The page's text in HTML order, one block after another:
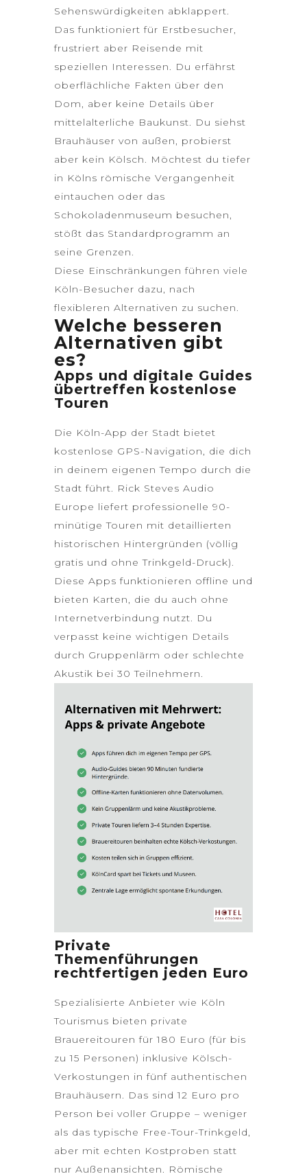
Sehenswürdigkeiten abklappert.
Das funktioniert für Erstbesucher,
frustriert aber Reisende mit
speziellen Interessen. Du erfährst
oberflächliche Fakten über den
Dom, aber keine Details über
mittelalterliche Baukunst. Du siehst
Brauhäuser von außen, probierst
aber kein Kölsch. Möchtest du tiefer
in Kölns römische Vergangenheit
eintauchen oder das
Schokoladenmuseum besuchen,
stößt das Standardprogramm an
seine Grenzen.
Diese Einschränkungen führen viele
Köln-Besucher dazu, nach
flexibleren Alternativen zu suchen.
Welche besseren
Alternativen gibt
es?
Apps und digitale Guides
übertreffen kostenlose
Touren
Die Köln-App der Stadt bietet
kostenlose GPS-Navigation, die dich
in deinem eigenen Tempo durch die
Stadt führt. Rick Steves Audio
Europe liefert professionelle 90-
minütige Touren mit detaillierten
historischen Hintergründen (völlig
gratis und ohne Trinkgeld-Druck).
Diese Apps funktionieren offline und
bieten Karten, die du auch ohne
Internetverbindung nutzt. Du
verpasst keine wichtigen Details
durch Gruppenlärm oder schlechte
Akustik bei 30 Teilnehmern.
Private
Themenführungen
rechtfertigen jeden Euro
Spezialisierte Anbieter wie Köln
Tourismus bieten private
Brauereitouren für 180 Euro (für bis
zu 15 Personen) inklusive Kölsch-
Verkostungen in fünf authentischen
Brauhäusern. Das sind 12 Euro pro
Person bei voller Gruppe – weniger
als das typische Free-Tour-Trinkgeld,
aber mit echten Kostproben statt
nur Außenansichten. Römische